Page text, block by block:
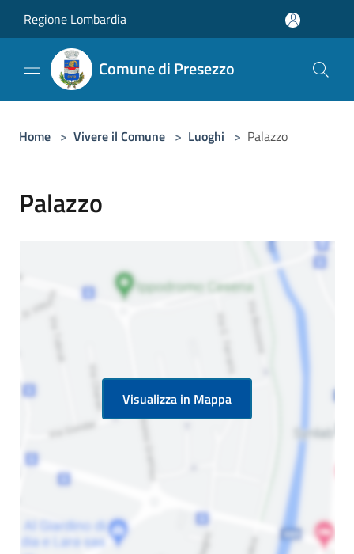
Regione Lombardia
Comune di Presezzo
Home > Vivere il Comune > Luoghi > Palazzo
Palazzo
Visualizza in Mappa